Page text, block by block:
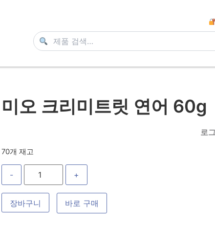
미오 크리미트릿 연어 60g
로
70개 재고
- +
장바구니 바로 구매